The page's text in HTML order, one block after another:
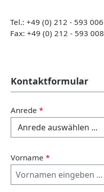
Tel.: +49 (0) 212 - 593 006
Fax: +49 (0) 212 - 593 008
Kontaktformular
Anrede *
Vorname *